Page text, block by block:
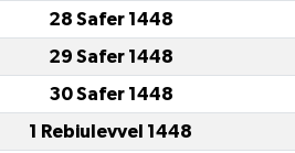
28 Safer 1448
29 Safer 1448
30 Safer 1448
1 Rebiulevvel 1448